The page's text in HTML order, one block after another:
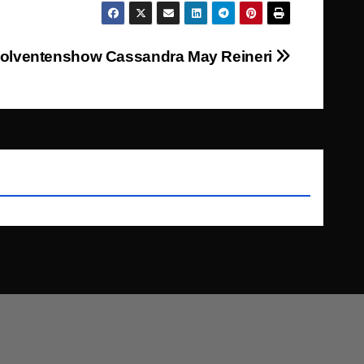
Cassandra May Reineri